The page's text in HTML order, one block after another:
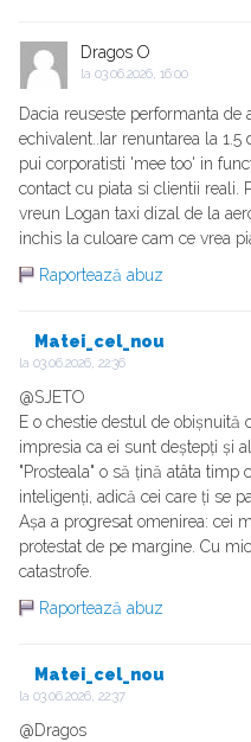
Dragos O
la 03.06.2026, 16:00
Dacia reuseste performanta
echivalent..Iar renuntarea la
pui corporatisti 'mee too' in
contact cu piata si clientii reali.
vreun Logan taxi dizal de la
inchis la culoare cam ce vrea
Raportează abuz
Matei_cel_nou
la 03.06.2026, 22:36
@SJETO
E o chestie destul de obișnuită
impresia ca ei sunt deștepți și
"Prosteala" o să țină atâta timp
inteligenți, adică cei care ți se
Așa a progresat omenirea: cei
protestat de pe margine. Cu
catastrofe.
Raportează abuz
Matei_cel_nou
la 03.06.2026, 22:37
@Dragos